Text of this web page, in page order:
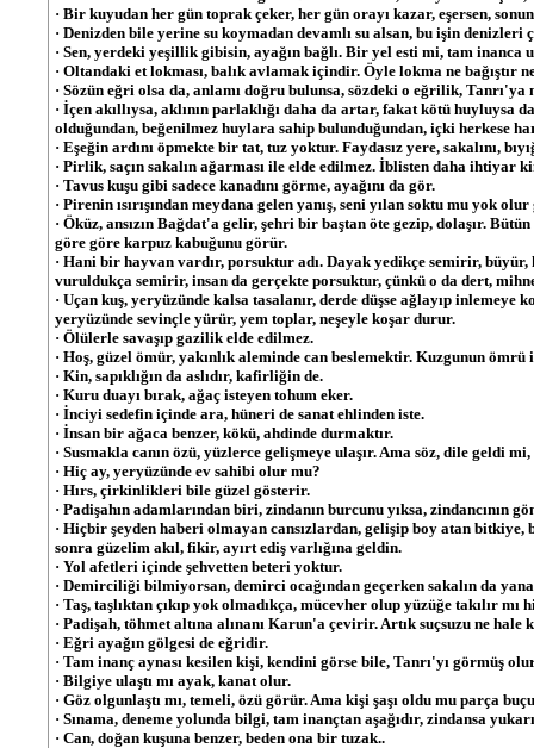
· Bir kuyudan her gün toprak çeker, her gün orayı kazar, eşersen,
· Denizden bile yerine su koymadan devamlı su alsan, bu işin denizleri
· Sen, yerdeki yeşillik gibisin, ayağın bağlı. Bir yel esti mi, tam inanca
· Oltandaki et lokması, balık avlamak içindir. Öyle lokma ne bağıştır
· Sözün eğri olsa da, anlamı doğru bulunsa, sözdeki o eğrilik, Tanrı'ya
· İçen akıllıysa, aklının parlaklığı daha da artar, fakat kötü huyluysa
olduğundan, beğenilmez huylara sahip bulunduğundan, içki herkese
· Eşeğin ardını öpmekte bir tat, tuz yoktur. Faydasız yere, sakalını,
· Pirlik, saçın sakalın ağarması ile elde edilmez. İblisten daha ihtiyar
· Tavus kuşu gibi sadece kanadını görme, ayağını da gör.
· Pirenin ısırışından meydana gelen yanış, seni yılan soktu mu yok
· Öküz, ansızın Bağdat'a gelir, şehri bir baştan öte gezip, dolaşır.
göre göre karpuz kabuğunu görür.
· Hani bir hayvan vardır, porsuktur adı. Dayak yedikçe semirir,
vuruldukça semirir, insan da gerçekte porsuktur, çünkü o da dert,
· Uçan kuş, yeryüzünde kalsa tasalanır, derde düşse ağlayıp inlemeye
yeryüzünde sevinçle yürür, yem toplar, neşeyle koşar durur.
· Ölülerle savaşıp gazilik elde edilmez.
· Hoş, güzel ömür, yakınlık aleminde can beslemektir. Kuzgunun ömrü
· Kin, sapıklığın da aslıdır, kafirliğin de.
· Kuru duayı bırak, ağaç isteyen tohum eker.
· İnciyi sedefin içinde ara, hüneri de sanat ehlinden iste.
· İnsan bir ağaca benzer, kökü, ahdinde durmaktır.
· Susmakla canın özü, yüzlerce gelişmeye ulaşır. Ama söz, dile geldi
· Hiç ay, yeryüzünde ev sahibi olur mu?
· Hırs, çirkinlikleri bile güzel gösterir.
· Padişahın adamlarından biri, zindanın burcunu yıksa, zindancının
· Hiçbir şeyden haberi olmayan cansızlardan, gelişip boy atan bitkiye,
sonra güzelim akıl, fikir, ayırt ediş varlığına geldin.
· Yol afetleri içinde şehvetten beteri yoktur.
· Demirciliği bilmiyorsan, demirci ocağından geçerken sakalın da
· Taş, taşlıktan çıkıp yok olmadıkça, mücevher olup yüzüğe takılır mı
· Padişah, töhmet altına alınanı Karun'a çevirir. Artık suçsuzu ne hale
· Eğri ayağın gölgesi de eğridir.
· Tam inanç aynası kesilen kişi, kendini görse bile, Tanrı'yı görmüş
· Bilgiye ulaştı mı ayak, kanat olur.
· Göz olgunlaştı mı, temeli, özü görür. Ama kişi şaşı oldu mu parça
· Sınama, deneme yolunda bilgi, tam inançtan aşağıdır, zindansa
· Can, doğan kuşuna benzer, beden ona bir tuzak..